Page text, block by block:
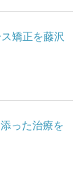
矯正を藤沢
った治療を